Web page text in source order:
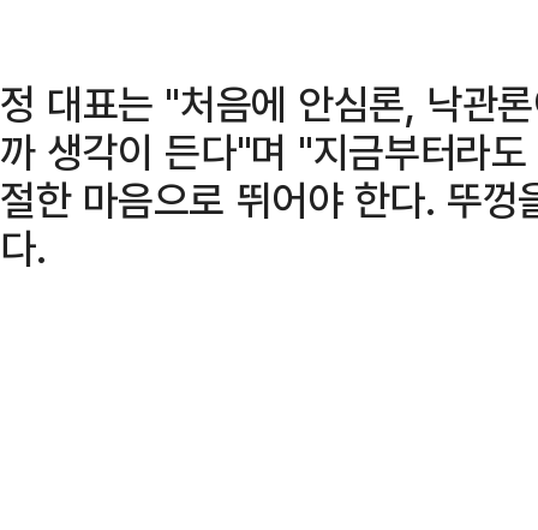
정 대표는 "처음에 안심론, 낙관
까 생각이 든다"며 "지금부터라
절한 마음으로 뛰어야 한다. 뚜
다.